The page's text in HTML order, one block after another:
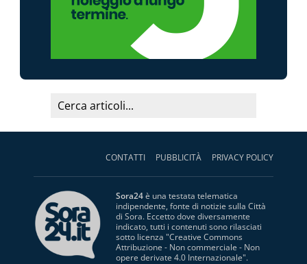
CONTATTI PUBBLICITÀ PRIVACY POLICY
Sora24è una testata telematica
indipendente, fonte di notizie sulla Città
di Sora. Eccetto dove diversamente
indicato, tutti i contenuti sono rilasciati
sotto licenza "Creative Commons
Attribuzione - Non commerciale - Non
opere derivate 4.0 Internazionale".